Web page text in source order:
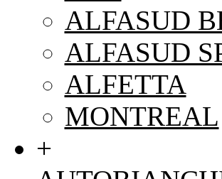
ALFASUD
ALFASUD
ALFETTA
MONTREAL
+